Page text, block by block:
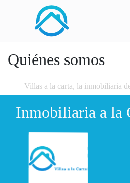
Quiénes somos
Villas a la carta, la inmobiliaria
Inmobiliaria a la